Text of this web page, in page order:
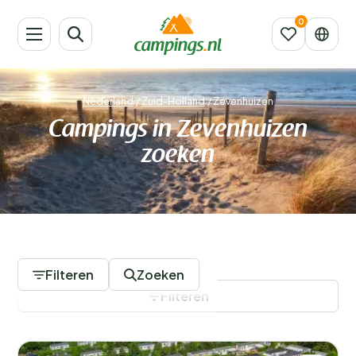
Nederland/Zuid-Holland/Zevenhuizen
Campings in Zevenhuizen
zoeken
Filteren Zoeken
Filteren